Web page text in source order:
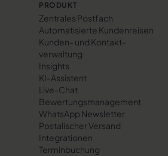
PRODUKT
Zentrales Postfach
Automatisierte Kundenreisen
Kunden- und Kontakt­
verwaltung
Insights
KI-Assistent
Live-Chat
Bewertungs­management
WhatsApp Newsletter
Postalischer Versand
Integrationen
Terminbuchung